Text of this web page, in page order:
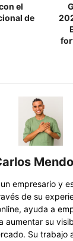
el
de
empresario y
de su
ayuda a
aumentar su
Su trabajo